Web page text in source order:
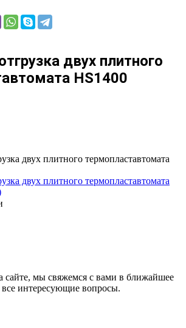
двух плитного
HS1400
двух плитного термопластавтомата
сайте, мы свяжемся с вами в ближайшее
интересующие вопросы.